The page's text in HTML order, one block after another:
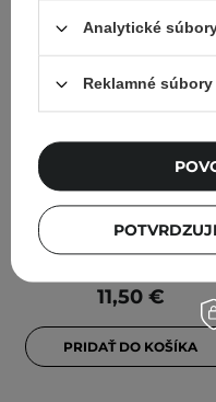
Dessi - 03 Soft Pink -
Pigment na oči - 1g
11,50 €
PRIDAŤ DO KOŠÍKA
Analytické
Reklamné